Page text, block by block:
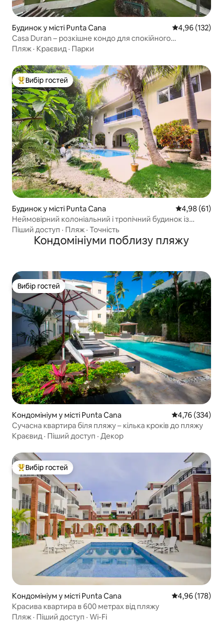
Будинок у місті Punta Cana Середня
4,96 (132)
Casa Duran – розкішне кондо для спокійного
відпочинку на морі в Кап-Кані!
Пляж · Краєвид · Парки
Топ вибір гостей
Вибір гостей
Будинок у місті Punta Cana Середня
4,98 (61)
Неймовірний колоніальний і тропічний будинок із
басейном
Піший доступ · Пляж · Точність
Кондомініуми поблизу пляжу
Вибір гостей
Вибір гостей
Кондомініум у місті Punta Cana Середня
4,76 (334)
Сучасна квартира біля пляжу – кілька кроків до пляжу
Краєвид · Піший доступ · Декор
Топ вибір гостей
Вибір гостей
Кондомініум у місті Punta Cana Середня
4,96 (178)
Красива квартира в 600 метрах від пляжу
Пляж · Піший доступ · Wi-Fi